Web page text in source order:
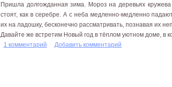
Пришла долгожданная зима. Мороз на деревьях
стоят, как в серебре. А с неба медленно-медленно
их на ладошку, бесконечно рассматривать, познавая их
Давайте же встретим Новый год в тёплом уютном доме, в
1 комментарий
Добавить комментарий